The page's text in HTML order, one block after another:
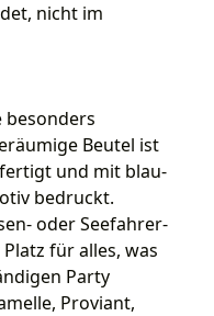
nicht im
besonders
Beutel ist
und mit blau-
bedruckt.
oder Seefahrer-
für alles, was
Party
Proviant,